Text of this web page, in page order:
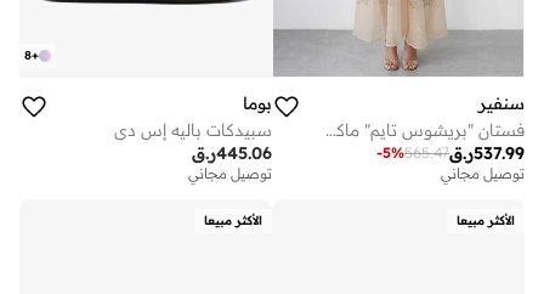
سنفير
فستان "بريشوس تايم" ماكسي من الشيفون باللون المشمشي مزين بتطبيقات الزهور
ر.ق537.99
565.47
-5%
توصيل مجاني
+
8
بوما
سبيدكات باليه إس دي
ر.ق445.06
توصيل مجاني
الأكثر مبيعا الأكثر مبيعا